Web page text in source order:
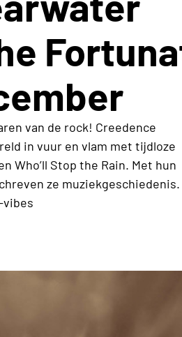
van de rock! Creedence
in vuur en vlam met tijdloze
Who’ll Stop the Rain. Met hun
ze muziekgeschiedenis.
vibes